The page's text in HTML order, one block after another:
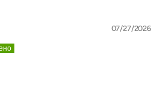
07/27/2026